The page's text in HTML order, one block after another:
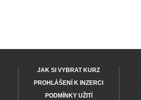
JAK SI VYBRAT KURZ
PROHLÁŠENÍ K INZERCI
PODMÍNKY UŽITÍ